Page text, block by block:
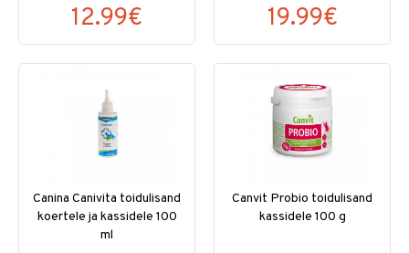
12.99€ 19.99€
Canina Canivita toidulisand
koertele ja kassidele 100
ml
Canvit Probio toidulisand
kassidele 100 g